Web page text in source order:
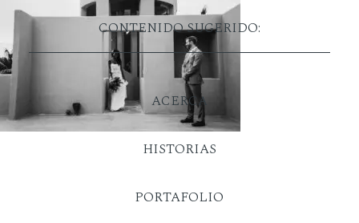
CONTENIDO SUGERIDO:
ACERCA
HISTORIAS
PORTAFOLIO